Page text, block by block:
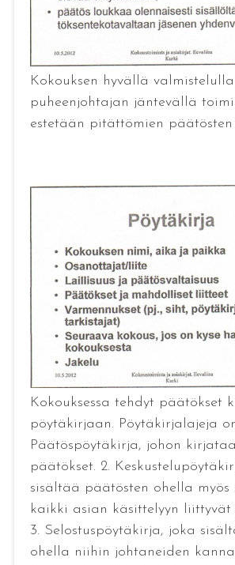
Kokouksen hyvällä
puheenjohtajan jäntevällä
estetään pitättömien päätösten
Kokouksessa tehdyt päätökset
pöytäkirjaan. Pöytäkirjalajeja
Päätöspöytäkirja, johon
päätökset. 2.
sisältää päätösten ohella myös
kaikki asian käsittelyyn liittyvät
3. Selostuspöytäkirja, joka
ohella niihin johtaneiden